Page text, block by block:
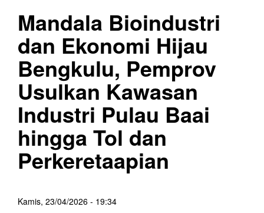
Mandala Bioindustri
dan Ekonomi Hijau
Bengkulu, Pemprov
Usulkan Kawasan
Industri Pulau Baai
hingga Tol dan
Perkeretaapian
Kamis, 23/04/2026 - 19:34